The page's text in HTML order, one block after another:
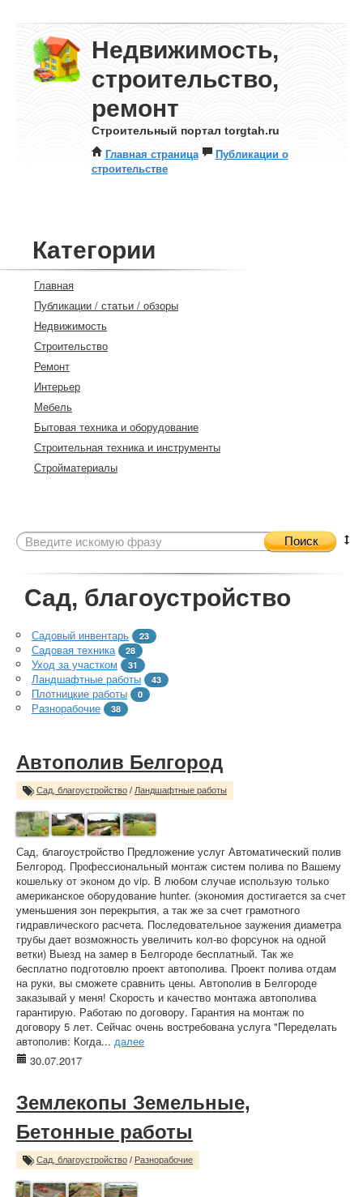
Недвижимость,
строительство,
ремонт
Строительный портал torgtah.ru
Главная страница
Публикации о
строительстве
Категории
Главная
Публикации / статьи / обзоры
Недвижимость
Строительство
Ремонт
Интерьер
Мебель
Бытовая техника и оборудование
Строительная техника и инструменты
Стройматериалы
Поиск
Сад, благоустройство
Садовый инвентарь 23
Садовая техника 28
Уход за участком 31
Ландшафтные работы 43
Плотницкие работы 0
Разнорабочие 38
Автополив Белгород
Сад, благоустройство / Ландшафтные работы
Сад, благоустройство Предложение услуг Автоматический полив
Белгород. Профессиональный монтаж систем полива по Вашему
кошельку от эконом до vip. В любом случае использую только
американское оборудование hunter. (экономия достигается за счет
уменьшения зон перекрытия, а так же за счет грамотного
гидравлического расчета. Последовательное заужения диаметра
трубы дает возможность увеличить кол-во форсунок на одной
ветки) Выезд на замер в Белгороде бесплатный. Так же
бесплатно подготовлю проект автополива. Проект полива отдам
на руки, вы сможете сравнить цены. Автополив в Белгороде
заказывай у меня! Скорость и качество монтажа автополива
гарантирую. Работаю по договору. Гарантия на монтаж по
договору 5 лет. Сейчас очень востребована услуга "Переделать
автополив: Когда... далее
30.07.2017
Землекопы Земельные,
Бетонные работы
Сад, благоустройство / Разнорабочие